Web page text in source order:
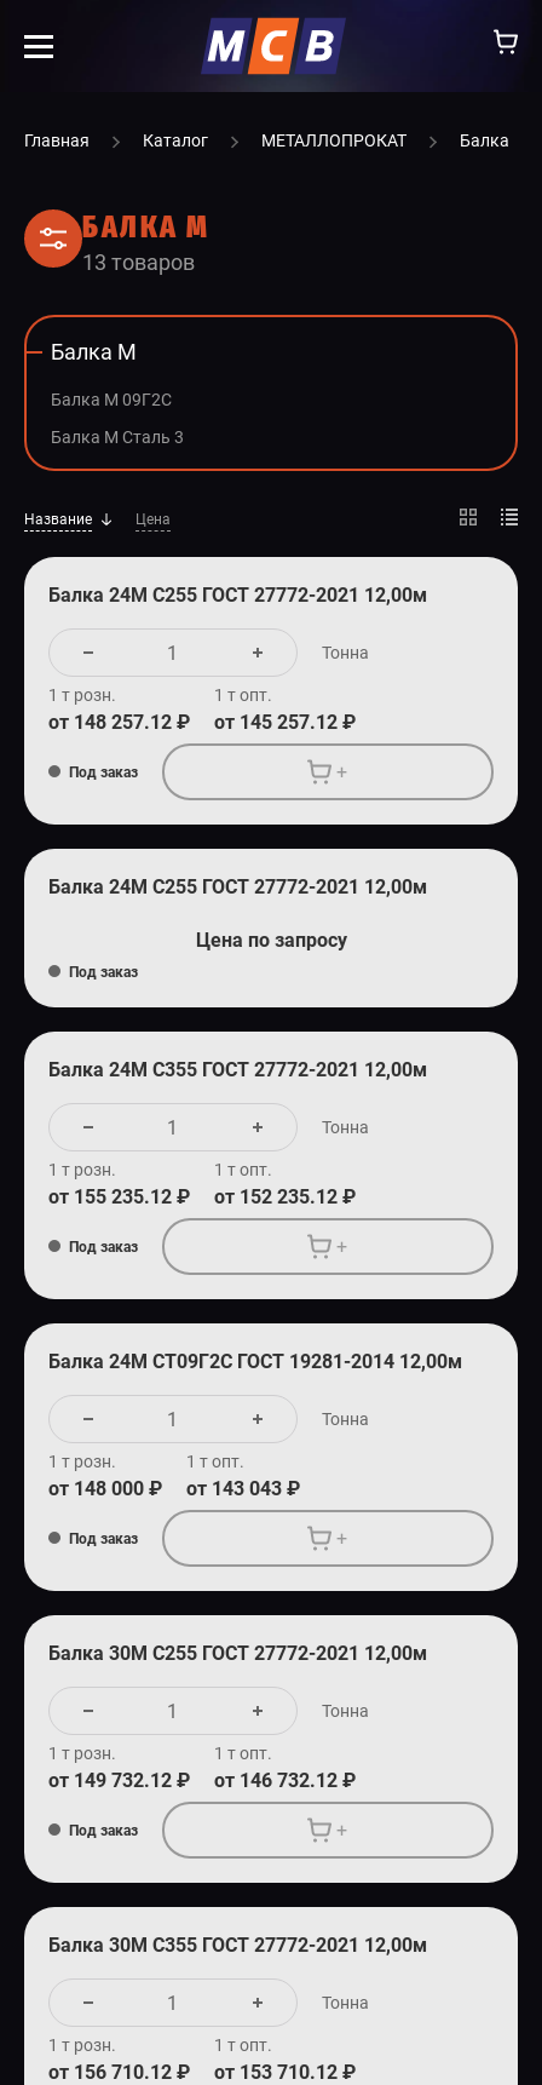
СПЕЦПРЕДЛОЖЕНИЕ
Главная Каталог МЕТАЛЛОПРОКАТ Балка
БАЛКА М
13 товаров
Балка М
Балка М 09Г2С
Балка М Сталь 3
Название Цена
Балка 24М С255 ГОСТ 27772-2021 12,00м
Тонна
1 т розн.
от 148 257.12 ₽
1 т опт.
от 145 257.12 ₽
Под заказ +
Балка 24М С255 ГОСТ 27772-2021 12,00м
Цена по запросу
Под заказ
Балка 24М С355 ГОСТ 27772-2021 12,00м
Тонна
1 т розн.
от 155 235.12 ₽
1 т опт.
от 152 235.12 ₽
Под заказ +
Балка 24М СТ09Г2С ГОСТ 19281-2014 12,00м
Тонна
1 т розн.
от 148 000 ₽
1 т опт.
от 143 043 ₽
Под заказ +
Балка 30М С255 ГОСТ 27772-2021 12,00м
Тонна
1 т розн.
от 149 732.12 ₽
1 т опт.
от 146 732.12 ₽
Под заказ +
Балка 30М С355 ГОСТ 27772-2021 12,00м
Тонна
1 т розн.
от 156 710.12 ₽
1 т опт.
от 153 710.12 ₽